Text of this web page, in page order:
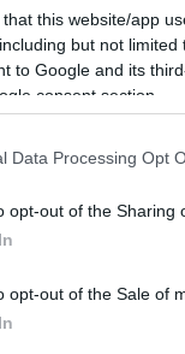
that this website/app
but not
to Google and its
consent section.
Data Processing Opt
opt-out of the Sharing
opt-out of the Sale of
teendőihez
elé, ekkor
majd György
jóval lassabban
derül ki a Marie